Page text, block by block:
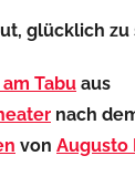
glücklich zu
Tabu aus
nach
von Augusto